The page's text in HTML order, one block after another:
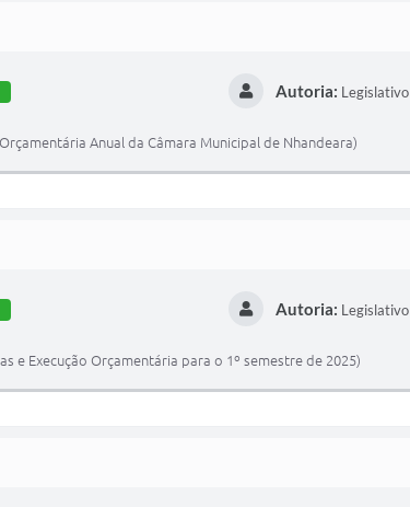
Autoria: Legislativo
Anual da Câmara Municipal de Nhandeara)
Autoria: Legislativo
e Execução Orçamentária para o 1º semestre de 2025)